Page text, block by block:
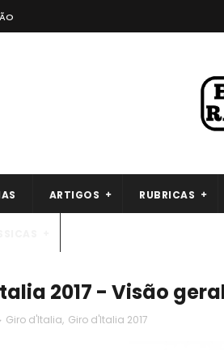
ARTIGOS RUBRICAS
2017 - Visão
Giro d'Italia, Giro d'Italia 2017